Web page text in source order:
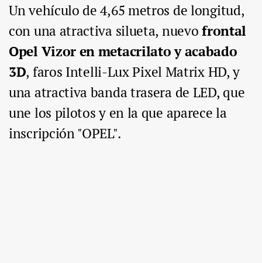
Un vehículo de 4,65 metros de longitud,
con una atractiva silueta, nuevofrontal
Opel Vizor en metacrilato y acabado
3D, faros Intelli-Lux Pixel Matrix HD, y
una atractiva banda trasera de LED, que
une los pilotos y en la que aparece la
inscripción "OPEL".